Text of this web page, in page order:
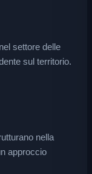
settore delle
sul territorio.
nella
approccio